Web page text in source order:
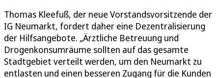
Thomas Kleefuß, der neue Vorstandsvorsitzende der
IG Neumarkt, fordert daher eine Dezentralisierung
der Hilfsangebote. „Ärztliche Betreuung und
Drogenkonsumräume sollten auf das gesamte
Stadtgebiet verteilt werden, um den Neumarkt zu
entlasten und einen besseren Zugang für die Kunden